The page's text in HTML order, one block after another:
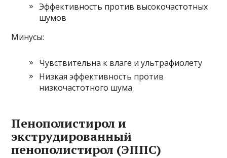
Эффективность против высокочастотных
шумов
Минусы:
Чувствительна к влаге и ультрафиолету
Низкая эффективность против
низкочастотного шума
Пенополистирол и
экструдированный
пенополистирол (ЭППС)